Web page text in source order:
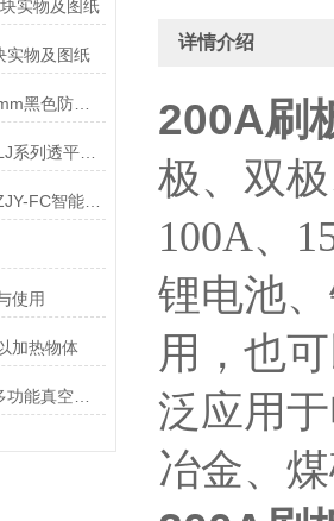
实物及图纸
实物及图纸
12mm红色防滑绝缘垫12mm黑色防滑绝缘垫
TY-Q透平油真空滤油机TLJ系列透平油滤油机
ZYS有载开关在线滤油器ZJY-FC智能型有载分接开关滤油机
使用
加热物体
DZJ-10系列DZJ-20系列多功能真空滤油机
详情介绍
200A刷
极、双
100A、
锂电池
用，也
泛应用
冶金、